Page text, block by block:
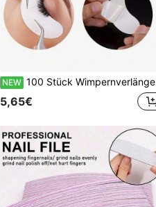
NEW 100 Stück Wimpernverlängerung Augenpads, Hydrogel Material, kein Ausfallen, geeignet für Wimpernverlängerung, Make-up und Hautpflege
5,65€